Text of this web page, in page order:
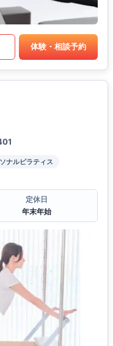
体験・相談予約
ナルピラティス
定休日
年末年始